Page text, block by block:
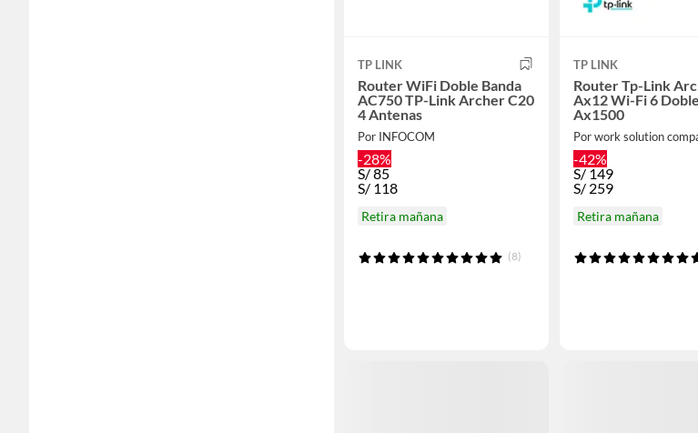
TP LINK
Router WiFi Doble Banda
AC750 TP-Link Archer C20
4 Antenas
Por INFOCOM
-28%
S/85
S/ 118
Retira mañana
(8)
TP LINK
Router Tp-Link
Ax12 Wi-Fi 6
Ax1500
Por work solution
-42%
S/149
S/ 259
Retira mañana